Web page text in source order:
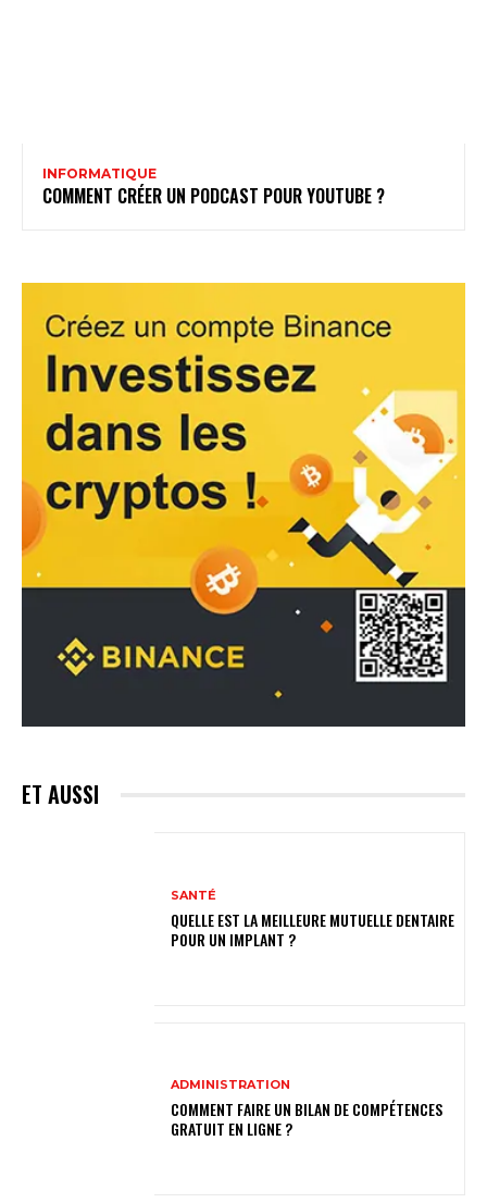
INFORMATIQUE
COMMENT CRÉER UN PODCAST POUR YOUTUBE ?
ET AUSSI
SANTÉ
QUELLE EST LA MEILLEURE MUTUELLE DENTAIRE
POUR UN IMPLANT ?
ADMINISTRATION
COMMENT FAIRE UN BILAN DE COMPÉTENCES
GRATUIT EN LIGNE ?